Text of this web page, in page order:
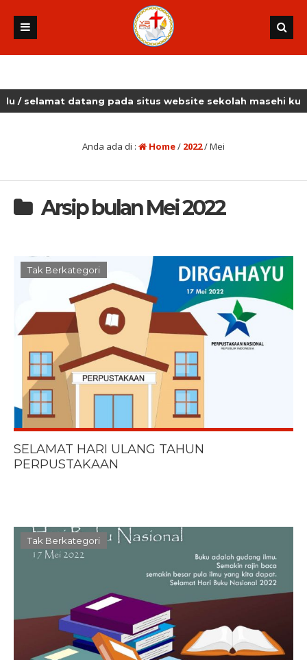
datang pada situs website sekolah masehi kudus
Anda ada di : Home/ 2022/Mei
Arsip bulan Mei 2022
Tak Berkategori
SELAMAT HARI ULANG TAHUN
PERPUSTAKAAN
Tak Berkategori